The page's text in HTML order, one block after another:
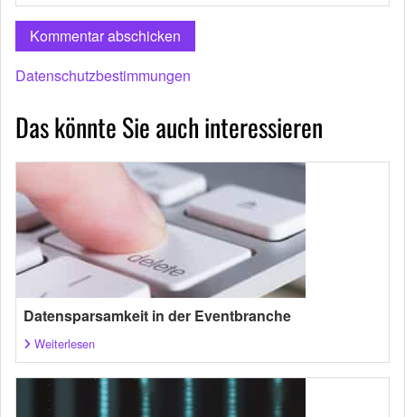
Datenschutzbestimmungen
Das könnte Sie auch interessieren
Datensparsamkeit in der Eventbranche
Weiterlesen